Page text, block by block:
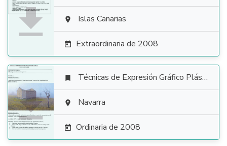
  Islas Canarias
 Extraordinaria de 2008

 Técnicas de Expresión Gráfico Plástica
 Navarra
 Ordinaria de 2008